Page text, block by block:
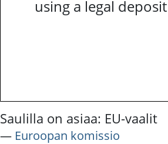
using a legal
Saulilla on asiaa: EU-vaalit
― Euroopan komissio